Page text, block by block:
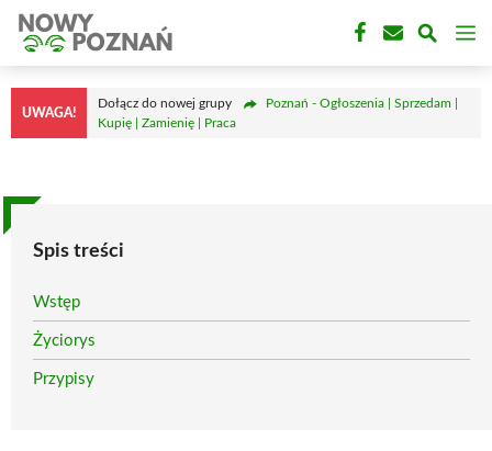
Przejdź
treści
UWAGA!
Dołącz do nowej grupy
Poznań - Ogłoszenia | Sprzedam |
Kupię | Zamienię | Praca
Spis treści
Wstęp
Życiorys
Przypisy